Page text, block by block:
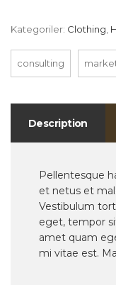
Kategoriler: Clothing,
consulting
Description
Pellentesque
et netus et
Vestibulum
eget, tempor
amet quam
mi vitae est.